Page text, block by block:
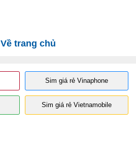
Về trang chủ
Sim giá rẻ Vinaphone
Sim giá rẻ Vietnamobile